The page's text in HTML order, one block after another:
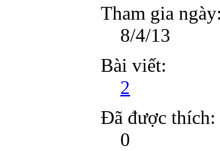
Tham gia
8/4/13
Bài viết:
2
Đã được thích:
0